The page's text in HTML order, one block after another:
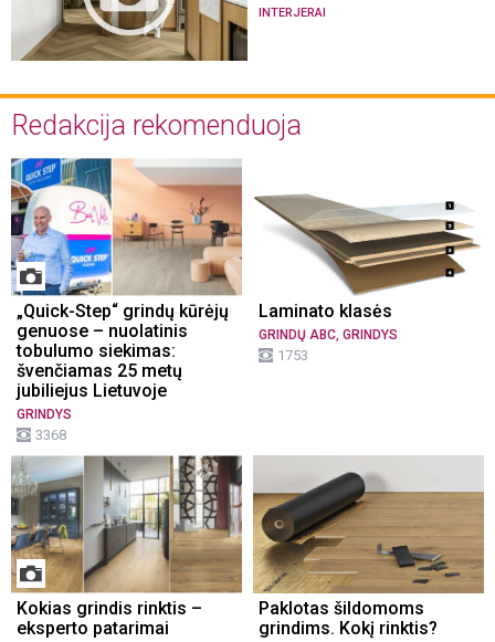
INTERJERAI
Redakcija rekomenduoja
„Quick-Step“ grindų kūrėjų
genuose – nuolatinis
tobulumo siekimas:
švenčiamas 25 metų
jubiliejus Lietuvoje
GRINDYS
3368
Laminato klasės
GRINDŲ ABC GRINDYS
1753
Kokias grindis rinktis –
eksperto patarimai
Paklotas šildomoms
grindims. Kokį rinktis?